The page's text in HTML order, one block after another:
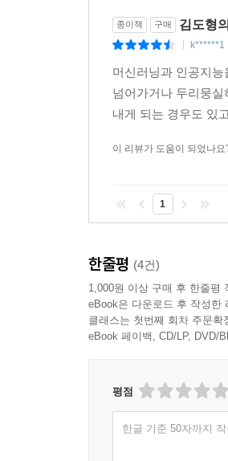
[6장 피지엠파이(pgmpy)
_ 확률의 수학적 정의와
_ 확률분포함수가 어떤
_ 피지엠파이 패키지를
[7장 확률변수와 상관관계]
_ 표본 데이터의 기댓값,
분포의 정의와 특성, 그리
_ 확률모수 모형에 사용
_ 가장 널리 쓰이는 상관
종이책 구매 김도형
k******1
머신러닝과 인공지
넘어가거나 두리뭉
내게 되는 경우도 있
이 리뷰가 도움이 되었나요
1
한줄평 (4건)
1,000원 이상 구매 후 한줄평
eBook은 다운로드 후 작성한
클래스는 첫번째 회차 주문
eBook 페이백, CD/LP, DVD/
평점
한글 기준 50자까지